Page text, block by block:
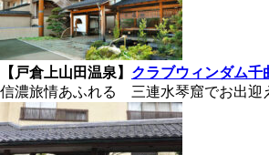
【戸倉上山田温泉】 クラブウィンダム千
信濃旅情あふれる 三連水琴窟でお出迎